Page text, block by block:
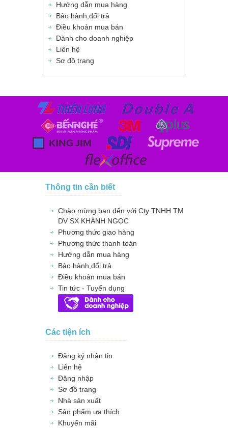
Hướng dẫn mua hàng
Bảo hành,đổi trả
Điều khoản mua bán
Dành cho doanh nghiệp
Liên hệ
Sơ đồ trang
Thông tin cần biết
Chào mừng bạn đến với Cty TNHH TM
DV SX KHÁNH NGỌC
Phương thức giao hàng
Phương thức thanh toán
Hướng dẫn mua hàng
Bảo hành,đổi trả
Điều khoản mua bán
Tin tức - Tuyển dụng
Các tiện ích
Đăng ký nhận tin
Liên hệ
Đăng nhập
Sơ đồ trang
Nhà sản xuất
Sản phẩm ưa thích
Khuyến mãi